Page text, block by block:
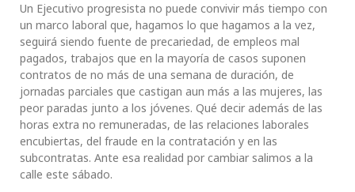
Un Ejecutivo progresista no puede convivir más tiempo con
un marco laboral que, hagamos lo que hagamos a la vez,
seguirá siendo fuente de precariedad, de empleos mal
pagados, trabajos que en la mayoría de casos suponen
contratos de no más de una semana de duración, de
jornadas parciales que castigan aun más a las mujeres, las
peor paradas junto a los jóvenes. Qué decir además de las
horas extra no remuneradas, de las relaciones laborales
encubiertas, del fraude en la contratación y en las
subcontratas. Ante esa realidad por cambiar salimos a la
calle este sábado.